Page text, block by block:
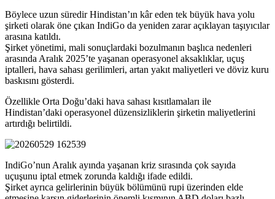
Böylece uzun süredir Hindistan’ın kâr eden tek büyük hava yolu
şirketi olarak öne çıkan IndiGo da yeniden zarar açıklayan taşıyıcılar
arasına katıldı.
Şirket yönetimi, mali sonuçlardaki bozulmanın başlıca nedenleri
arasında Aralık 2025’te yaşanan operasyonel aksaklıklar, uçuş
iptalleri, hava sahası gerilimleri, artan yakıt maliyetleri ve döviz kuru
baskısını gösterdi.
Özellikle Orta Doğu’daki hava sahası kısıtlamaları ile
Hindistan’daki operasyonel düzensizliklerin şirketin maliyetlerini
artırdığı belirtildi.
IndiGo’nun Aralık ayında yaşanan kriz sırasında çok sayıda
uçuşunu iptal etmek zorunda kaldığı ifade edildi.
Şirket ayrıca gelirlerinin büyük bölümünü rupi üzerinden elde